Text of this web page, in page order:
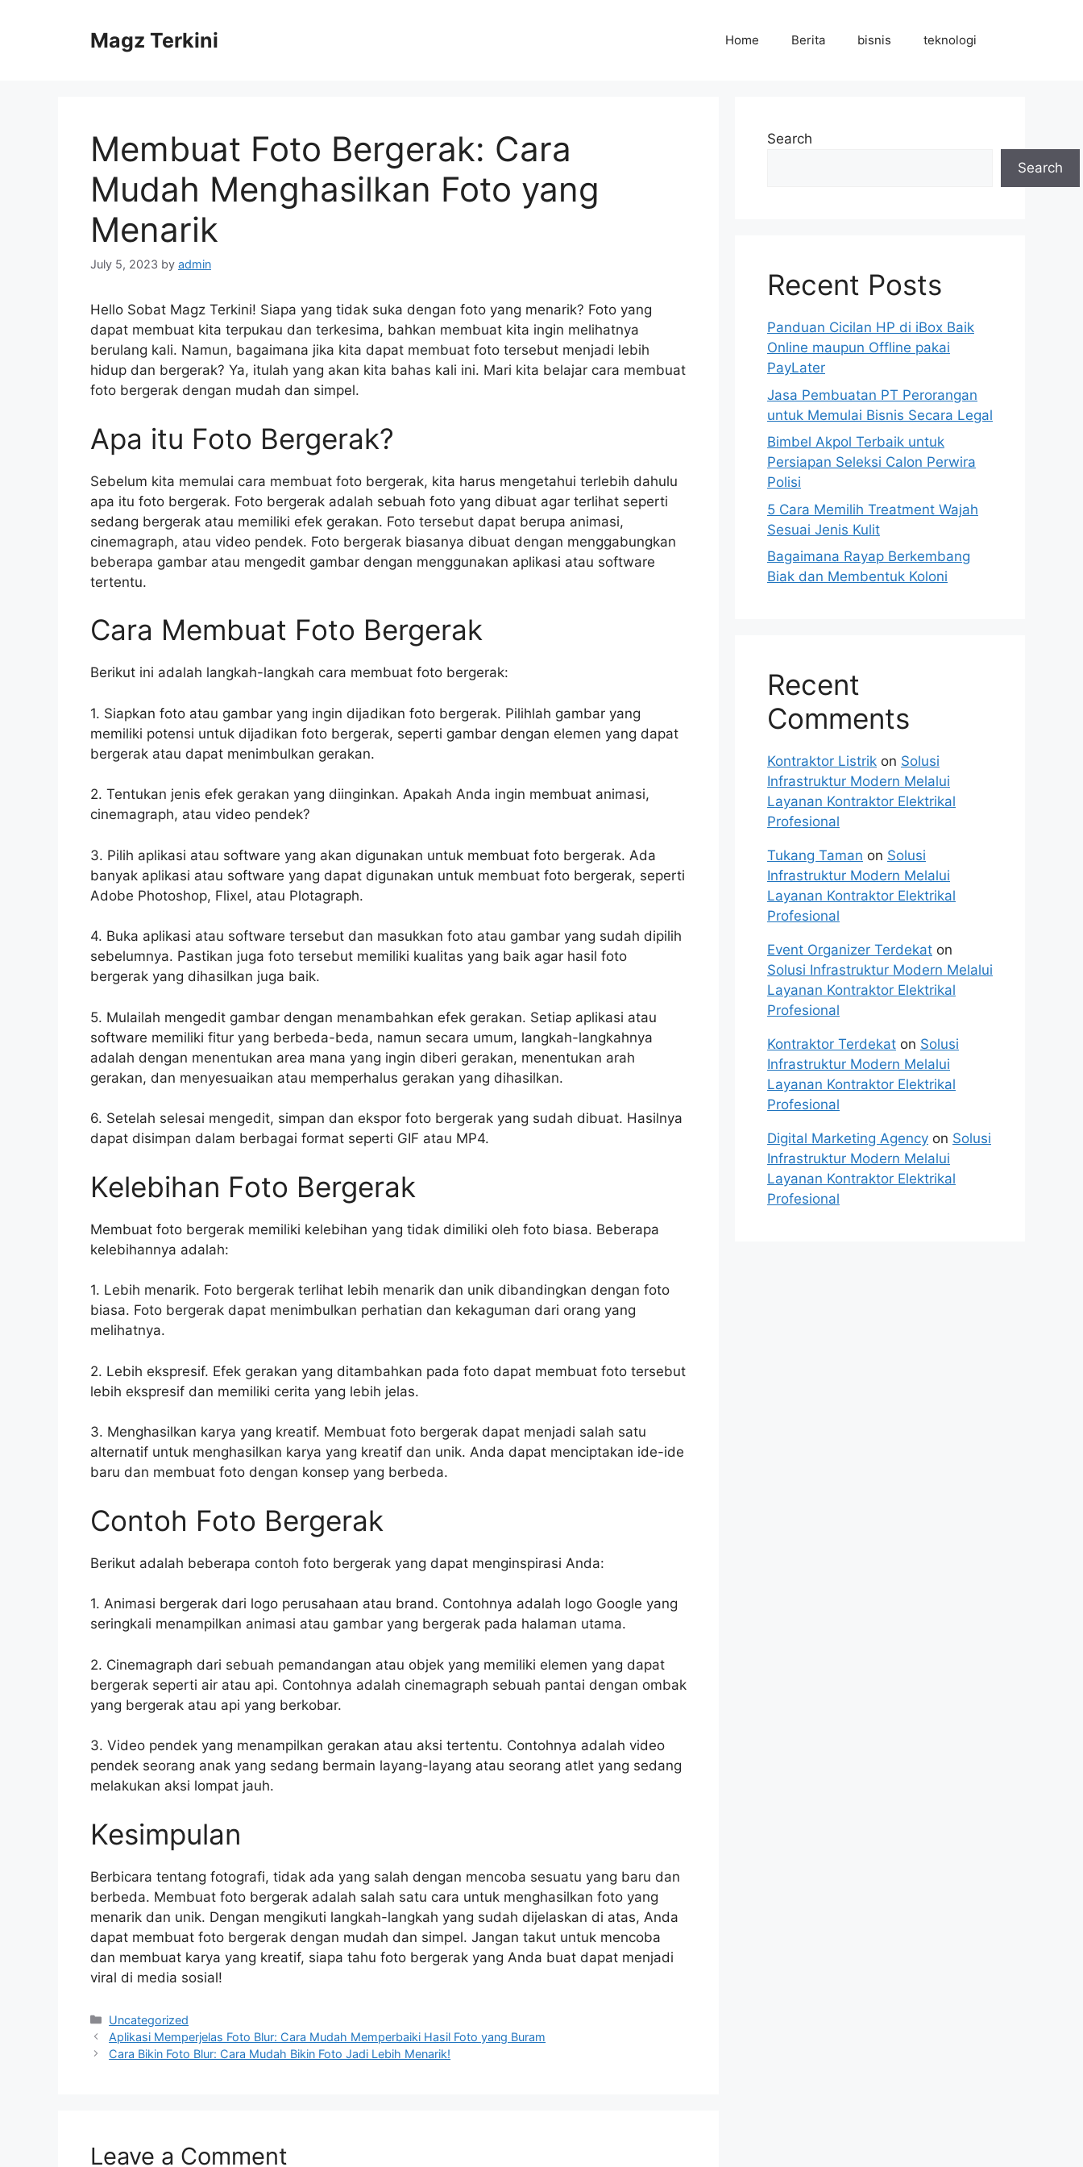
Magz Terkini Home Berita bisnis teknologi
Membuat Foto Bergerak: Cara
Mudah Menghasilkan Foto yang
Menarik
July 5, 2023 by admin
Hello Sobat Magz Terkini! Siapa yang tidak suka dengan foto yang menarik? Foto yang
dapat membuat kita terpukau dan terkesima, bahkan membuat kita ingin melihatnya
berulang kali. Namun, bagaimana jika kita dapat membuat foto tersebut menjadi lebih
hidup dan bergerak? Ya, itulah yang akan kita bahas kali ini. Mari kita belajar cara membuat
foto bergerak dengan mudah dan simpel.
Apa itu Foto Bergerak?
Sebelum kita memulai cara membuat foto bergerak, kita harus mengetahui terlebih dahulu
apa itu foto bergerak. Foto bergerak adalah sebuah foto yang dibuat agar terlihat seperti
sedang bergerak atau memiliki efek gerakan. Foto tersebut dapat berupa animasi,
cinemagraph, atau video pendek. Foto bergerak biasanya dibuat dengan menggabungkan
beberapa gambar atau mengedit gambar dengan menggunakan aplikasi atau software
tertentu.
Cara Membuat Foto Bergerak
Berikut ini adalah langkah-langkah cara membuat foto bergerak:
1. Siapkan foto atau gambar yang ingin dijadikan foto bergerak. Pilihlah gambar yang
memiliki potensi untuk dijadikan foto bergerak, seperti gambar dengan elemen yang dapat
bergerak atau dapat menimbulkan gerakan.
2. Tentukan jenis efek gerakan yang diinginkan. Apakah Anda ingin membuat animasi,
cinemagraph, atau video pendek?
3. Pilih aplikasi atau software yang akan digunakan untuk membuat foto bergerak. Ada
banyak aplikasi atau software yang dapat digunakan untuk membuat foto bergerak, seperti
Adobe Photoshop, Flixel, atau Plotagraph.
4. Buka aplikasi atau software tersebut dan masukkan foto atau gambar yang sudah dipilih
sebelumnya. Pastikan juga foto tersebut memiliki kualitas yang baik agar hasil foto
bergerak yang dihasilkan juga baik.
5. Mulailah mengedit gambar dengan menambahkan efek gerakan. Setiap aplikasi atau
software memiliki fitur yang berbeda-beda, namun secara umum, langkah-langkahnya
adalah dengan menentukan area mana yang ingin diberi gerakan, menentukan arah
gerakan, dan menyesuaikan atau memperhalus gerakan yang dihasilkan.
6. Setelah selesai mengedit, simpan dan ekspor foto bergerak yang sudah dibuat. Hasilnya
dapat disimpan dalam berbagai format seperti GIF atau MP4.
Kelebihan Foto Bergerak
Membuat foto bergerak memiliki kelebihan yang tidak dimiliki oleh foto biasa. Beberapa
kelebihannya adalah:
1. Lebih menarik. Foto bergerak terlihat lebih menarik dan unik dibandingkan dengan foto
biasa. Foto bergerak dapat menimbulkan perhatian dan kekaguman dari orang yang
melihatnya.
2. Lebih ekspresif. Efek gerakan yang ditambahkan pada foto dapat membuat foto tersebut
lebih ekspresif dan memiliki cerita yang lebih jelas.
3. Menghasilkan karya yang kreatif. Membuat foto bergerak dapat menjadi salah satu
alternatif untuk menghasilkan karya yang kreatif dan unik. Anda dapat menciptakan ide-ide
baru dan membuat foto dengan konsep yang berbeda.
Contoh Foto Bergerak
Berikut adalah beberapa contoh foto bergerak yang dapat menginspirasi Anda:
1. Animasi bergerak dari logo perusahaan atau brand. Contohnya adalah logo Google yang
seringkali menampilkan animasi atau gambar yang bergerak pada halaman utama.
2. Cinemagraph dari sebuah pemandangan atau objek yang memiliki elemen yang dapat
bergerak seperti air atau api. Contohnya adalah cinemagraph sebuah pantai dengan ombak
yang bergerak atau api yang berkobar.
3. Video pendek yang menampilkan gerakan atau aksi tertentu. Contohnya adalah video
pendek seorang anak yang sedang bermain layang-layang atau seorang atlet yang sedang
melakukan aksi lompat jauh.
Kesimpulan
Berbicara tentang fotografi, tidak ada yang salah dengan mencoba sesuatu yang baru dan
berbeda. Membuat foto bergerak adalah salah satu cara untuk menghasilkan foto yang
menarik dan unik. Dengan mengikuti langkah-langkah yang sudah dijelaskan di atas, Anda
dapat membuat foto bergerak dengan mudah dan simpel. Jangan takut untuk mencoba
dan membuat karya yang kreatif, siapa tahu foto bergerak yang Anda buat dapat menjadi
viral di media sosial!
Categories
Uncategorized
Aplikasi Memperjelas Foto Blur: Cara Mudah Memperbaiki Hasil Foto yang Buram
Cara Bikin Foto Blur: Cara Mudah Bikin Foto Jadi Lebih Menarik!
Leave a Comment
Search
Search
Recent Posts
Panduan Cicilan HP di iBox Baik
Online maupun Offline pakai
PayLater
Jasa Pembuatan PT Perorangan
untuk Memulai Bisnis Secara Legal
Bimbel Akpol Terbaik untuk
Persiapan Seleksi Calon Perwira
Polisi
5 Cara Memilih Treatment Wajah
Sesuai Jenis Kulit
Bagaimana Rayap Berkembang
Biak dan Membentuk Koloni
Recent
Comments
Kontraktor Listrik on Solusi
Infrastruktur Modern Melalui
Layanan Kontraktor Elektrikal
Profesional
Tukang Taman on Solusi
Infrastruktur Modern Melalui
Layanan Kontraktor Elektrikal
Profesional
Event Organizer Terdekat on
Solusi Infrastruktur Modern Melalui
Layanan Kontraktor Elektrikal
Profesional
Kontraktor Terdekat on Solusi
Infrastruktur Modern Melalui
Layanan Kontraktor Elektrikal
Profesional
Digital Marketing Agency on Solusi
Infrastruktur Modern Melalui
Layanan Kontraktor Elektrikal
Profesional